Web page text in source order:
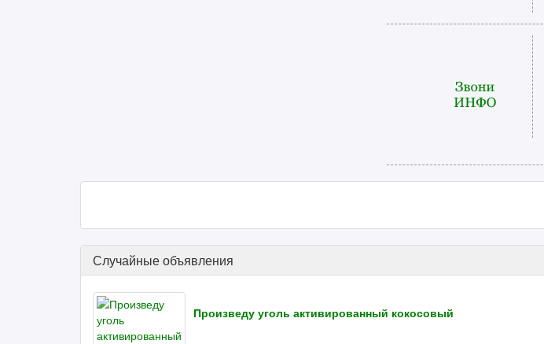
Случайные объявления
Произведу уголь активированный кокосовый